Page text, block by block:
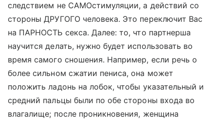
следствием не САМОстимуляции, а действий со
стороны ДРУГОГО человека. Это переключит Вас
на ПАРНОСТЬ секса. Далее: то, что партнерша
научится делать, нужно будет использовать во
время самого сношения. Например, если речь о
более сильном сжатии пениса, она может
положить ладонь на лобок, чтобы указательный и
средний пальцы были по обе стороны входа во
влагалище; после проникновения, женщина